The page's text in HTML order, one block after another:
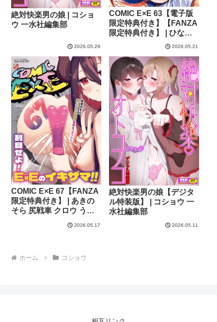
絶対快楽男の娘 | コショ
ウ 一水社編集部
2026.05.29
COMIC E×E 63【電子版
限定特典付き】【FANZA
限定特典付き】 | ひなづ
か凉 みな本 赤木リオ 栗
向 ゆんみ 睦茸 黒ノ樹 ア
サヒナヒカゲ ななお 牡丹
もちと いとまん 緋月アキ
ラ 櫻井亜矢子 ギザン た
かよみ ななもと シツジ
鬱ノ宮うかつ 夕凪ショウ
013 グリコーゲン コショ
ウ 熊足S しおふう やまの
かみ 育場モク 館山けーた
マラ嬢ダイ輔
Hiramedousa ぽんず犬キ
メラ こんてつ ちぃずオレ
ポディ ことら 何田寒天
2026.05.21
COMIC E×E 67【FANZA
限定特典付き】 | あきの
そら 尻戦車 クロウ うこ
ノ樹 アサヒナヒカゲ 赤城
園寺ぽるぽる 栗原ケンシ
2026.05.17
絶対快楽男の娘【デジタ
ル特装版】 | コショウ 一
水社編集部
2026.05.11
ホーム コショウ